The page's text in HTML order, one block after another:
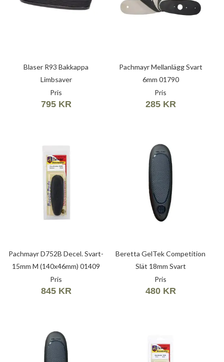
Blaser R93 Bakkappa
Limbsaver
Pris
795 KR
Pachmayr Mellanlägg Svart
6mm 01790
Pris
285 KR
Pachmayr D752B Decel. Svart-
15mm M (140x46mm) 01409
Pris
845 KR
Beretta GelTek Competition
Slät 18mm Svart
Pris
480 KR